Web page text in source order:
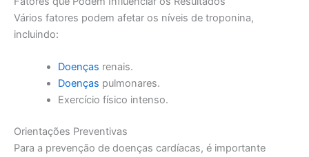
Vários fatores podem afetar os níveis de troponina,
incluindo:
Doenças renais.
Doenças pulmonares.
Exercício físico intenso.
Orientações Preventivas
Para a prevenção de doenças cardíacas, é importante